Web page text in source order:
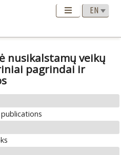
nusikalstamų veikų
pagrindai ir